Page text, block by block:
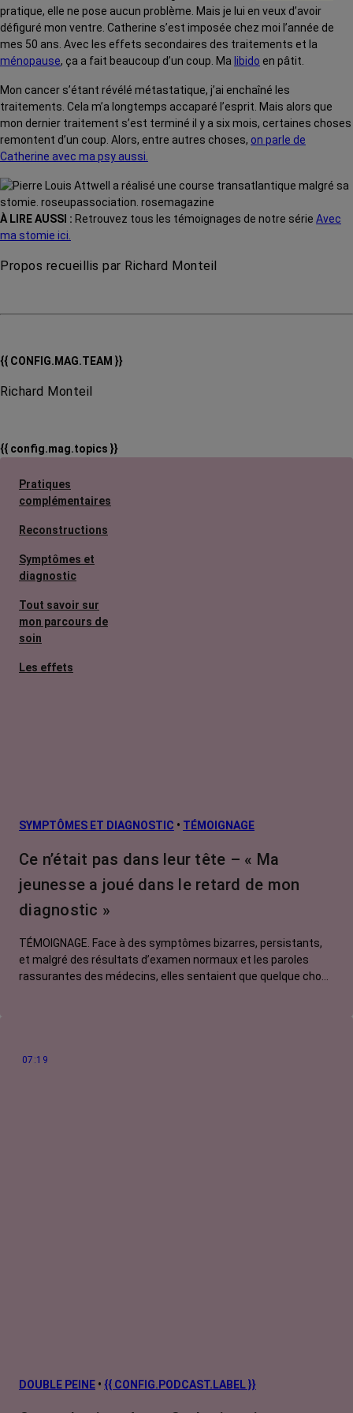
pratique, elle ne pose aucun problème. Mais je lui en veux d’avoir
défiguré mon ventre. Catherine s’est imposée chez moi l’année de
mes 50 ans. Avec les effets secondaires des traitements et la
ménopause, ça a fait beaucoup d’un coup. Ma libido en pâtit.
Mon cancer s’étant révélé métastatique, j’ai enchaîné les
traitements. Cela m’a longtemps accaparé l’esprit. Mais alors que
mon dernier traitement s’est terminé il y a six mois, certaines choses
remontent d’un coup. Alors, entre autres choses, on parle de
Catherine avec ma psy aussi.
À LIRE AUSSI : Retrouvez tous les témoignages de notre série Avec
ma stomie ici.
Propos recueillis par Richard Monteil
{{ CONFIG.MAG.TEAM }}
Richard Monteil
{{ config.mag.topics }}
Pratiques
complémentaires
Reconstructions
Symptômes et
diagnostic
Tout savoir sur
mon parcours de
soin
Les effets
L’après cancer
Traitements
contre le cancer
La vie autour
SYMPTÔMES ET DIAGNOSTIC • TÉMOIGNAGE
Ce n’était pas dans leur tête – « Ma
jeunesse a joué dans le retard de mon
diagnostic »
TÉMOIGNAGE. Face à des symptômes bizarres, persistants,
et malgré des résultats d’examen normaux et les paroles
rassurantes des médecins, elles sentaient que quelque chose
07:19
DOUBLE PEINE • {{ CONFIG.PODCAST.LABEL }}